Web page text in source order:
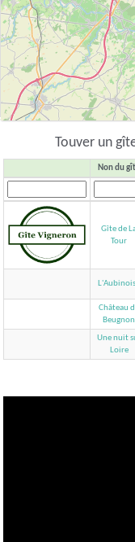
Touver un
Non du
Gîte de
Tour
Château
Beugnon
Une nuit
Loire